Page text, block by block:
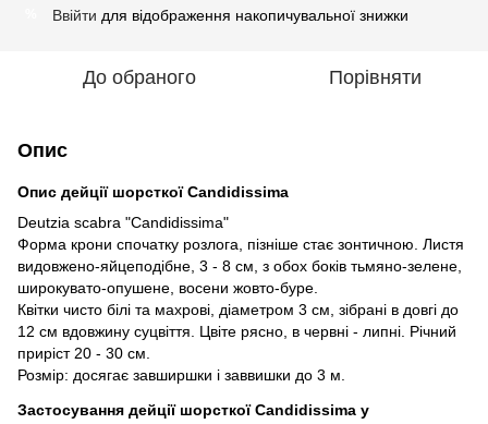
Ввійти для відображення накопичувальної знижки
До обраного Порівняти
Опис
Опис дейції шорсткої Candidissima
Deutzia scabra "Candidissima"
Форма крони спочатку розлога, пізніше стає зонтичною. Листя
видовжено-яйцеподібне, 3 - 8 см, з обох боків тьмяно-зелене,
широкувато-опушене, восени жовто-буре.
Квітки чисто білі та махрові, діаметром 3 см, зібрані в довгі до
12 см вдовжину суцвіття. Цвіте рясно, в червні - липні. Річний
приріст 20 - 30 см.
Розмір: досягає завширшки і заввишки до 3 м.
Застосування дейції шорсткої Candidissima у